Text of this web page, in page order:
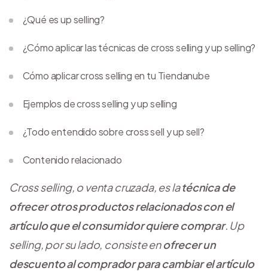
Cross selling, o venta cruzada, es latécnica de
ofrecer otros productos relacionados con el
artículo que el consumidor quiere comprar. Up
selling, por su lado, consiste enofrecer un
descuento al comprador para cambiar el artículo
¿Qué es up selling?
¿Cómo aplicar las técnicas de cross selling y up selling?
Cómo aplicar cross selling en tu Tiendanube
Ejemplos de cross selling y up selling
¿Todo entendido sobre cross sell y up sell?
Contenido relacionado